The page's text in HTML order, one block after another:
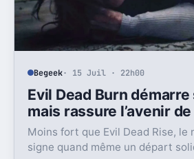
Begeek· 15 Juil · 22h00
Evil Dead Burn
mais rassure l’avenir
Moins fort que Evil Dead Rise, le
signe quand même un départ